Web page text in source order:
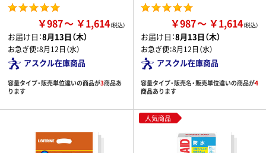
￥987 ￥1,614
お届け日：8月13日（木）
お急ぎ便：8月12日（水）
アスクル在庫商品
容量タイプ・販売単位違いの商品が3商品あ
ります
￥987 ￥1,614
お届け日：8月13日（木）
お急ぎ便：8月12日（水）
アスクル在庫商品
容量タイプ・販売名・販売単位違いの商品が4
商品あります
人気商品